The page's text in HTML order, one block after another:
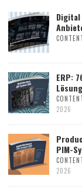
ERP:
2026
PIM-
2026